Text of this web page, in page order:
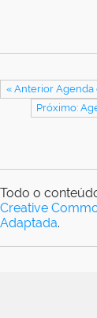
« Anterior
Próximo:
Todo o
Creative
Adaptada.